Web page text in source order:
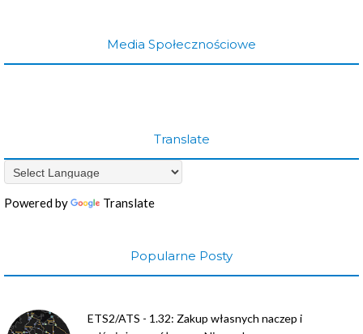
Media Społecznościowe
Translate
Powered by Translate
Popularne Posty
ETS2/ATS - 1.32: Zakup własnych naczep i